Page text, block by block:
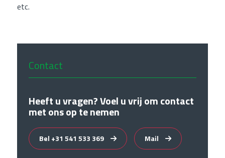
etc.
Contact
Heeft u vragen? Voel u vrij om contact
met ons op te nemen
Bel +31 541 533 369 Mail